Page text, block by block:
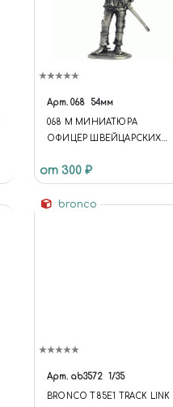
Арт. 068 54мм
068 M МИНИАТЮРА
ОФИЦЕР ШВЕЙЦАРСКИХ
от 300 ₽
bronco
Арт. ab3572 1/35
BRONCO T85E1 TRACK LINK